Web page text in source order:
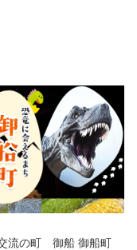
町 御船 御船町